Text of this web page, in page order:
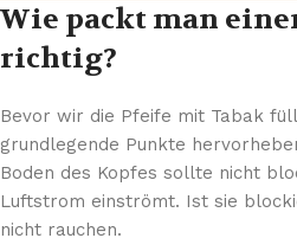
Wie packt man
richtig?
Bevor wir die Pfeife mit Tabak
grundlegende Punkte
Boden des Kopfes sollte nicht
Luftstrom einströmt. Ist sie
nicht rauchen.